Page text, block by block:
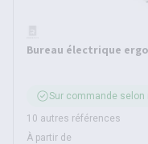
Bureau électrique
Sur commande selon
10 autres références
À partir de